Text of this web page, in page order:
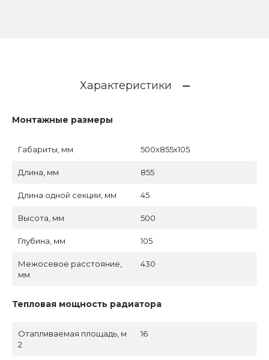
Характеристики
Монтажные размеры
Габариты, мм 500x855x105
Длина, мм 855
Длина одной секции, мм 45
Высота, мм 500
Глубина, мм 105
Межосевое расстояние,
мм
430
Тепловая мощность радиатора
Отапливаемая площадь, м
2
16